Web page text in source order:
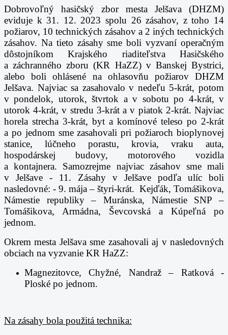
Dobrovoľný hasičský zbor mesta Jelšava (DHZM)
eviduje k 31. 12. 2023 spolu 26 zásahov, z toho 14
požiarov, 10 technických zásahov a 2 iných technických
zásahov. Na tieto zásahy sme boli vyzvaní operačným
dôstojníkom Krajského riaditeľstva Hasičského
a záchranného zboru (KR HaZZ) v Banskej Bystrici,
alebo boli ohlásené na ohlasovňu požiarov DHZM
Jelšava. Najviac sa zasahovalo v nedeľu 5-krát, potom
v pondelok, utorok, štvrtok a v sobotu po 4-krát, v
utorok 4-krát, v stredu 3-krát a v piatok 2-krát. Najviac
horela strecha 3-krát, byt a komínové teleso po 2-krát
a po jednom sme zasahovali pri požiaroch bioplynovej
stanice, lúčneho porastu, krovia, vraku auta,
hospodárskej budovy, motorového vozidla
a kontajnera. Samozrejme najviac zásahov sme mali
v Jelšave - 11. Zásahy v Jelšave podľa ulíc boli
nasledovné: - 9. mája – štyri-krát. Kejďák, Tomášikova,
Námestie republiky – Muránska, Námestie SNP –
Tomášikova, Armádna, Ševcovská a Kúpeľná po
jednom.
Okrem mesta Jelšava sme zasahovali aj v nasledovných
obciach na vyzvanie KR HaZZ:
Magnezitovce, Chyžné, Nandraž – Ratková -
Ploské po jednom.
Na zásahy bola použitá technika: